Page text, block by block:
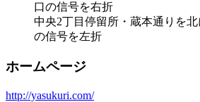
口の信号を右折
中央2丁目停留所・蔵本通りを
の信号を左折
ホームページ
http://yasukuri.com/